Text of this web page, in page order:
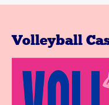
Volleyball